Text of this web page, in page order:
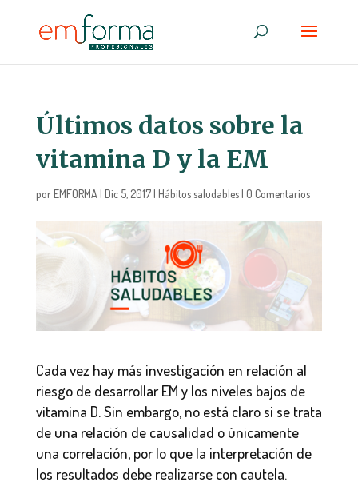
Últimos datos sobre la
vitamina D y la EM
porEMFORMA | Dic 5, 2017| Hábitos saludables| 0 Comentarios
Cada vez hay más investigación en relación al
riesgo de desarrollar EM y los niveles bajos de
vitamina D. Sin embargo, no está claro si se trata
de una relación de causalidad o únicamente
una correlación, por lo que la interpretación de
los resultados debe realizarse con cautela.